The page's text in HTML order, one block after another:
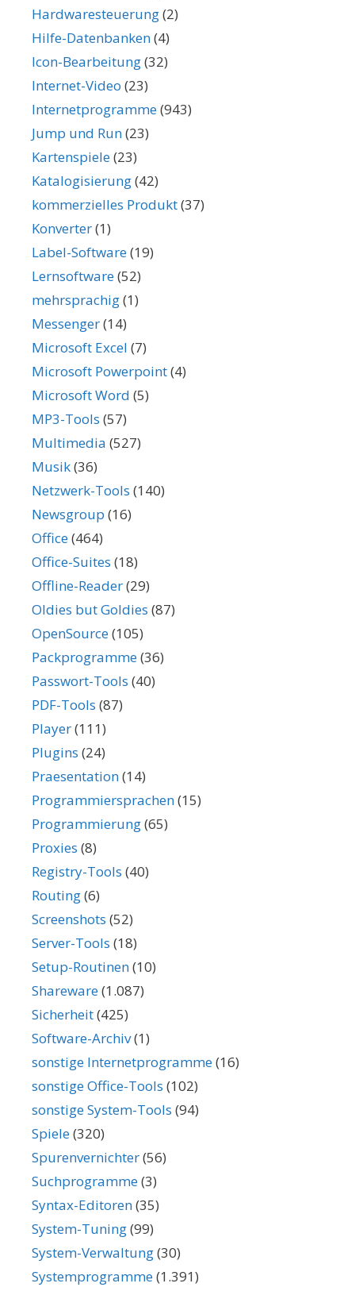
Hardwaresteuerung(2)
Hilfe-Datenbanken(4)
Icon-Bearbeitung(32)
Internet-Video (23)
Internetprogramme(943)
Jump und Run(23)
Kartenspiele(23)
Katalogisierung(42)
kommerzielles Produkt(37)
Konverter(1)
Label-Software(19)
Lernsoftware(52)
mehrsprachig(1)
Messenger(14)
Microsoft Excel (7)
Microsoft Powerpoint(4)
Microsoft Word (5)
MP3-Tools (57)
Multimedia (527)
Musik(36)
Netzwerk-Tools (140)
Newsgroup (16)
Office(464)
Office-Suites (18)
Offline-Reader(29)
Oldies but Goldies (87)
OpenSource(105)
Packprogramme(36)
Passwort-Tools (40)
PDF-Tools (87)
Player(111)
Plugins (24)
Praesentation(14)
Programmiersprachen(15)
Programmierung(65)
Proxies (8)
Registry-Tools (40)
Routing(6)
Screenshots (52)
Server-Tools (18)
Setup-Routinen(10)
Shareware(1.087)
Sicherheit(425)
Software-Archiv(1)
sonstige Internetprogramme(16)
sonstige Office-Tools (102)
sonstige System-Tools (94)
Spiele(320)
Spurenvernichter(56)
Suchprogramme(3)
Syntax-Editoren(35)
System-Tuning(99)
System-Verwaltung(30)
Systemprogramme(1.391)